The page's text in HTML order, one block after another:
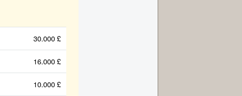
30.000 £
16.000 £
10.000 £